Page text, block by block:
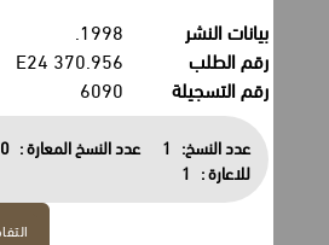
بيانات النشر
رقم الطلب
370.956 E24
رقم التسجيلة
6090
عدد النسخ: 1 عدد النسخ المعارة : 0
عدد
للاعارة :
1